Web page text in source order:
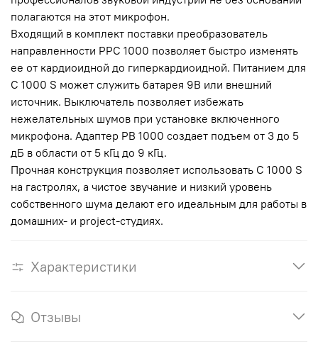
полагаются на этот микрофон.
Входящий в комплект поставки преобразователь
направленности РРС 1000 позволяет быстро изменять
ее от кардиоидной до гиперкардиоидной. Питанием для
С 1000 S может служить батарея 9В или внешний
источник. Выключатель позволяет избежать
нежелательных шумов при установке включенного
микрофона. Адаптер РВ 1000 создает подъем от 3 до 5
дБ в области от 5 кГц до 9 кГц.
Прочная конструкция позволяет использовать С 1000 S
на гастролях, а чистое звучание и низкий уровень
собственного шума делают его идеальным для работы в
домашних- и project-студиях.
Характеристики
Отзывы